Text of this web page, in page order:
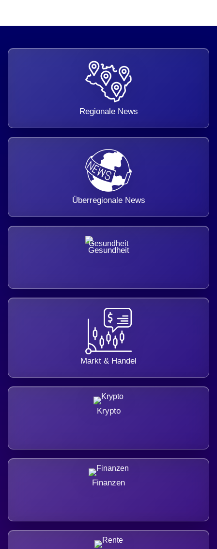
Regionale News
Überregionale News
Gesundheit
Markt & Handel
Krypto
Finanzen